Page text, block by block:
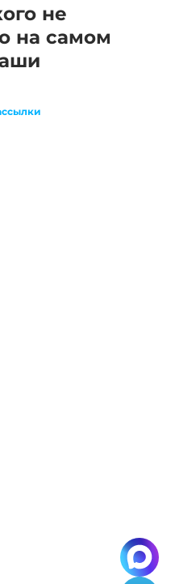
не
на самом